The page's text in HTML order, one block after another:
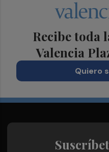
Recibe toda
Valencia
Quiero